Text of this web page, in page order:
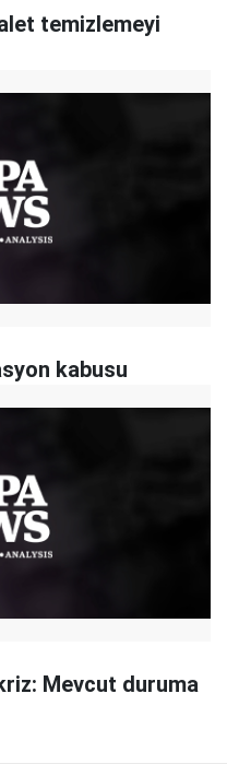
temizlemeyi
kabusu
Mevcut duruma